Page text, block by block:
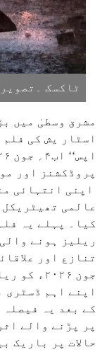
ٹاکسک
مشرق وسطیٰ میں
اسٹار یش کی فلم
پروڈکشنز اور
اپنی انتہائی
عالمی تھیٹریکل
ریلیز ہونے
جون ۲۰۲۶ء کو ریلیز ہوگی۔
اپنے اہم ڈسٹری
کے بعد یہ
پر پڑنے والے
حالات پر باریک